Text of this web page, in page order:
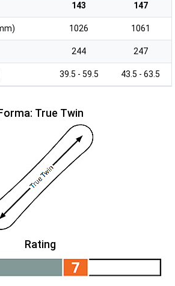
143 147
1026 1061
244 247
39.5 - 59.5 43.5 - 63.5
True Twin
Rating